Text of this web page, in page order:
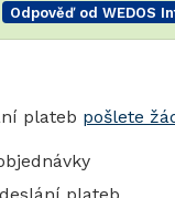
Odpověď od WEDOS
plateb pošlete